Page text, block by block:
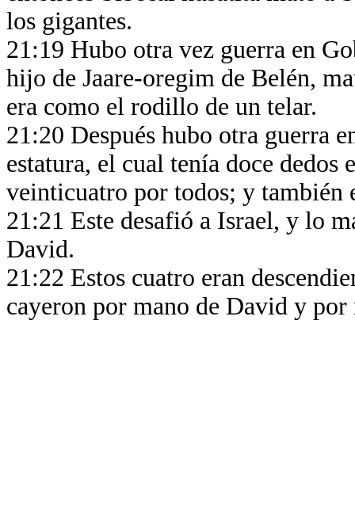
los gigantes.
21:19 Hubo otra vez guerra en
hijo de Jaare-oregim de Belén,
era como el rodillo de un telar.
21:20 Después hubo otra guerra
estatura, el cual tenía doce dedos
veinticuatro por todos; y también
21:21 Este desafió a Israel, y lo
David.
21:22 Estos cuatro eran
cayeron por mano de David y por